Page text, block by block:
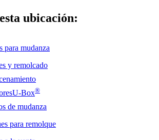
ubicación:
para mudanza
y remolcado
U-Box®
de mudanza
para remolque